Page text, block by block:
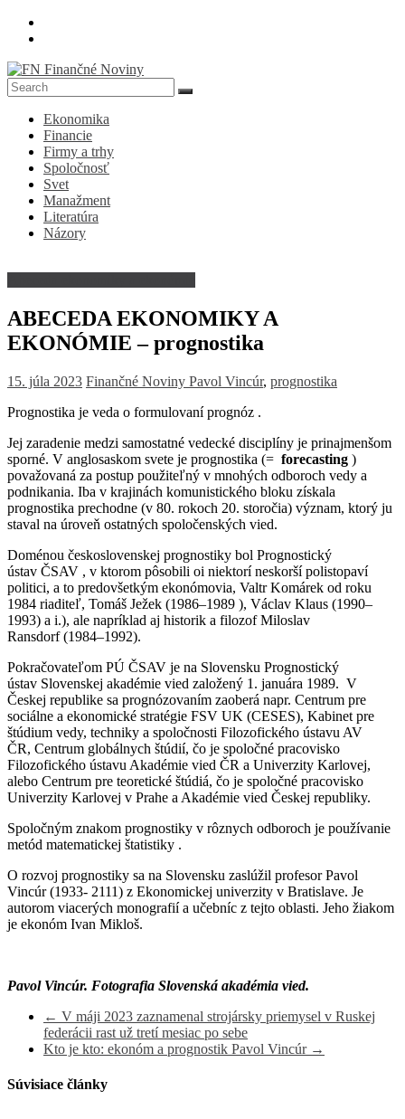
Skip
FN
Finančné
Noviny
Denník
ekonomike
spoločnosti
Ekonomika
Financie
Firmy a trhy
Spoločnosť
Svet
Manažment
Literatúra
Názory
ABECEDA EKONOMIKY A
EKONÓMIE – prognostika
15. júla 2023 Finančné Noviny Pavol Vincúr, prognostika
Prognostika je veda o formulovaní prognóz .
Jej zaradenie medzi samostatné vedecké disciplíny je prinajmenšom
sporné. V anglosaskom svete je prognostika (= forecasting )
považovaná za postup použiteľný v mnohých odboroch vedy a
podnikania. Iba v krajinách komunistického bloku získala
prognostika prechodne (v 80. rokoch 20. storočia) význam, ktorý ju
staval na úroveň ostatných spoločenských vied.
Doménou československej prognostiky bol Prognostický
ústav ČSAV , v ktorom pôsobili oi niektorí neskorší polistopaví
politici, a to predovšetkým ekonómovia, Valtr Komárek od roku
1984 riaditeľ, Tomáš Ježek (1986–1989 ), Václav Klaus (1990–
1993) a i.), ale napríklad aj historik a filozof Miloslav
Ransdorf (1984–1992).
Pokračovateľom PÚ ČSAV je na Slovensku Prognostický
ústav Slovenskej akadémie vied založený 1. januára 1989. V
Českej republike sa prognózovaním zaoberá napr. Centrum pre
sociálne a ekonomické stratégie FSV UK (CESES), Kabinet pre
štúdium vedy, techniky a spoločnosti Filozofického ústavu AV
ČR, Centrum globálnych štúdií, čo je spoločné pracovisko
Filozofického ústavu Akadémie vied ČR a Univerzity Karlovej,
alebo Centrum pre teoretické štúdiá, čo je spoločné pracovisko
Univerzity Karlovej v Prahe a Akadémie vied Českej republiky.
Spoločným znakom prognostiky v rôznych odboroch je používanie
metód matematickej štatistiky .
O rozvoj prognostiky sa na Slovensku zaslúžil profesor Pavol
Vincúr (1933- 2111) z Ekonomickej univerzity v Bratislave. Je
autorom viacerých monografií a učebníc z tejto oblasti. Jeho žiakom
je ekonóm Ivan Mikloš.
Pavol Vincúr. Fotografia Slovenská akadémia vied.
← V máji 2023 zaznamenal strojársky priemysel v Ruskej
federácii rast už tretí mesiac po sebe
Kto je kto: ekonóm a prognostik Pavol Vincúr →
Súvisiace články